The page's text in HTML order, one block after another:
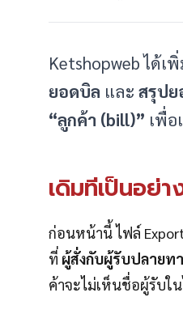
Ketshopweb ได้
ยอดบิล และ สรุปย
“ลูกค้า (bill)” เพื่
เดิมทีเป็นอย่า
ก่อนหน้านี้ ไฟล์
ที่ ผู้สั่งกับผู้รับปลายท
ค้าจะไม่เห็นชื่อผู้รับใ